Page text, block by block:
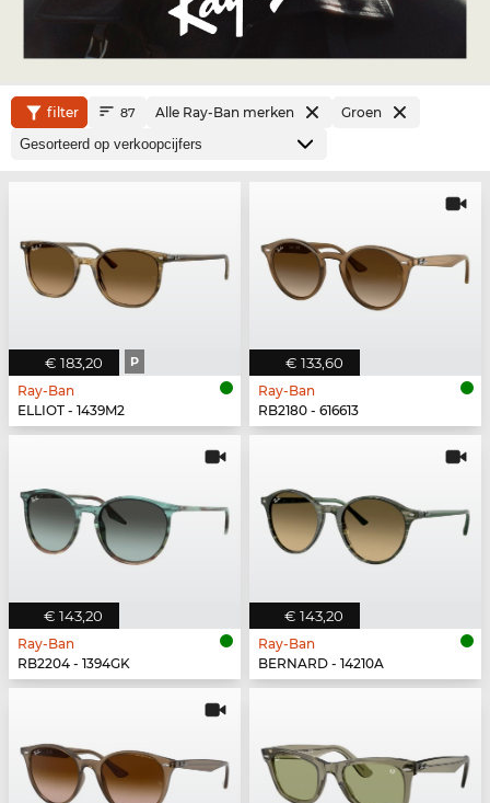
filter 87 Alle Ray-Ban merken Groen
€ 183,20 P
Ray-Ban
ELLIOT - 1439M2
€ 133,60
Ray-Ban
RB2180 - 616613
€ 143,20
Ray-Ban
RB2204 - 1394GK
€ 143,20
Ray-Ban
BERNARD - 14210A